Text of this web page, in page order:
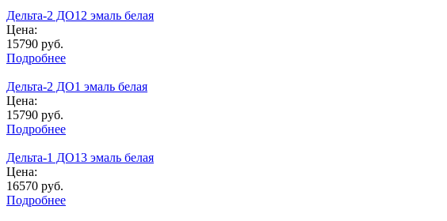
Дельта-2 ДО12 эмаль белая
Цена:
15790 руб.
Подробнее
Дельта-2 ДО1 эмаль белая
Цена:
15790 руб.
Подробнее
Дельта-1 ДО13 эмаль белая
Цена:
16570 руб.
Подробнее